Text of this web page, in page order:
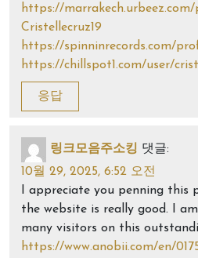
https://
Cristellecruz19
https://spinninrecords.com/
https://chillspot1.com/user/
응답
링크모음주소킹 댓글:
10월 29, 2025, 6:52 오전
I appreciate you penning this
the website is really good. I
many visitors on this
https://www.anobii.com/en/